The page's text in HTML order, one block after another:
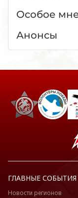
Особое
Анонсы
ГЛАВНЫЕ СОБЫТИЯ
Новости регионов